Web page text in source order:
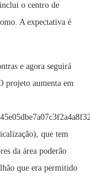
o centro de
A expectativa é
e agora seguirá
projeto aumenta em
que tem
da área poderão
que era permitido